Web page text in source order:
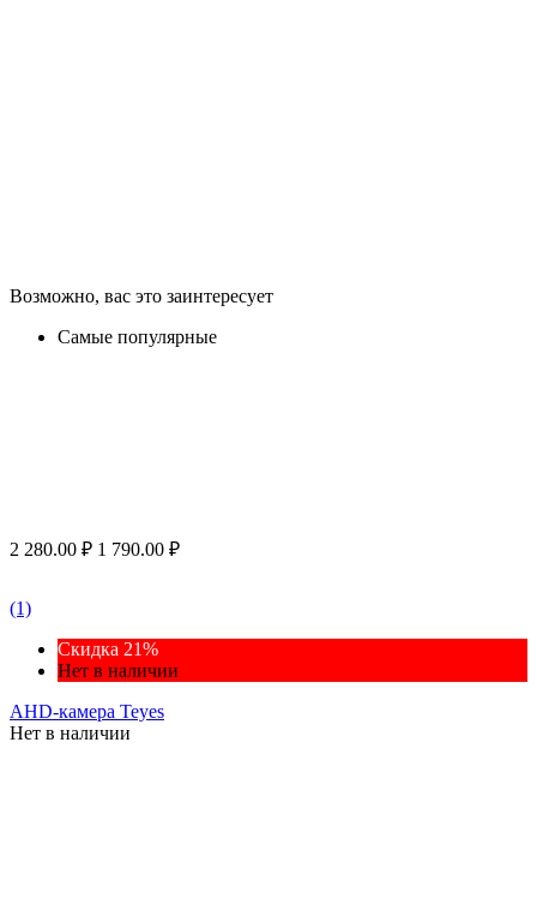
Возможно, вас это заинтересует
Самые популярные
2 280.00 ₽ 1 790.00 ₽
(1)
Скидка 21%
Нет в наличии
AHD-камера Teyes
Нет в наличии